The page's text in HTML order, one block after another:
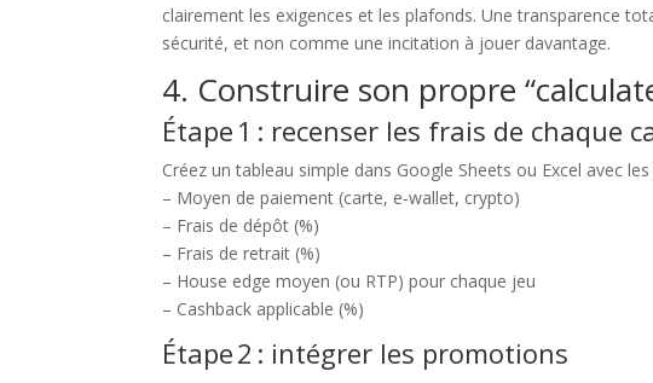
clairement les exigences et les plafonds. Une transparence
sécurité, et non comme une incitation à jouer davantage.
4. Construire son propre
Étape 1 : recenser les frais de chaque
Créez un tableau simple dans Google Sheets ou Excel avec
– Moyen de paiement (carte, e‑wallet, crypto)
– Frais de dépôt (%)
– Frais de retrait (%)
– House edge moyen (ou RTP) pour chaque jeu
– Cashback applicable (%)
Étape 2 : intégrer les promotions